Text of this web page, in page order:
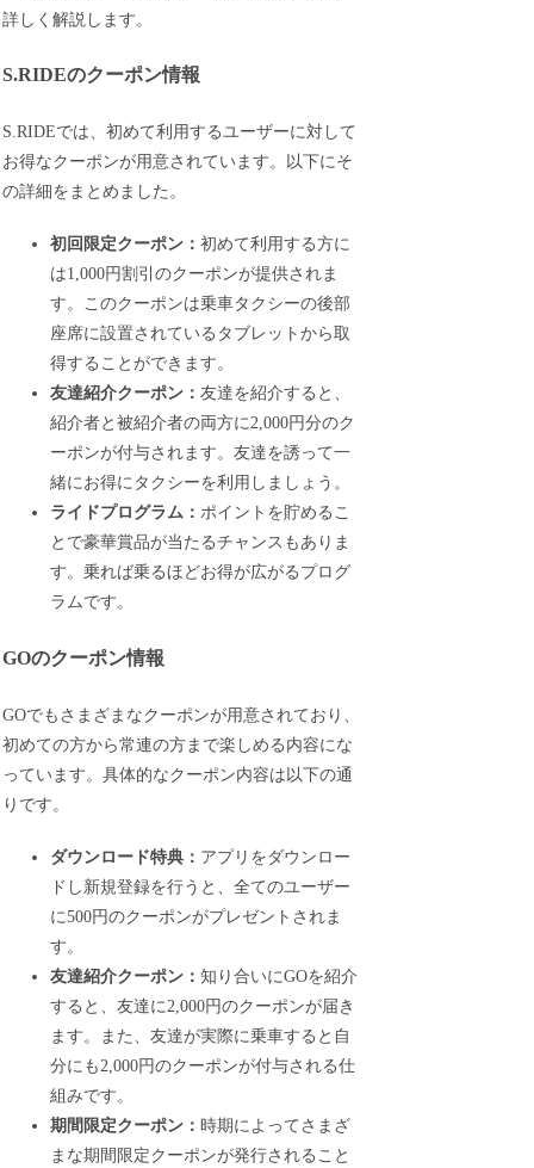
詳しく解説します。
S.RIDEのクーポン情報
S.RIDEでは、初めて利用するユーザーに対して
お得なクーポンが用意されています。以下にそ
の詳細をまとめました。
初回限定クーポン：初めて利用する方に
は1,000円割引のクーポンが提供されま
す。このクーポンは乗車タクシーの後部
座席に設置されているタブレットから取
得することができます。
友達紹介クーポン：友達を紹介すると、
紹介者と被紹介者の両方に2,000円分のク
ーポンが付与されます。友達を誘って一
緒にお得にタクシーを利用しましょう。
ライドプログラム：ポイントを貯めるこ
とで豪華賞品が当たるチャンスもありま
す。乗れば乗るほどお得が広がるプログ
ラムです。
GOのクーポン情報
GOでもさまざまなクーポンが用意されており、
初めての方から常連の方まで楽しめる内容にな
っています。具体的なクーポン内容は以下の通
りです。
ダウンロード特典： アプリをダウンロー
ドし新規登録を行うと、全てのユーザー
に500円のクーポンがプレゼントされま
す。
友達紹介クーポン：知り合いにGOを紹介
すると、友達に2,000円のクーポンが届き
ます。また、友達が実際に乗車すると自
分にも2,000円のクーポンが付与される仕
組みです。
期間限定クーポン： 時期によってさまざ
まな期間限定クーポンが発行されること